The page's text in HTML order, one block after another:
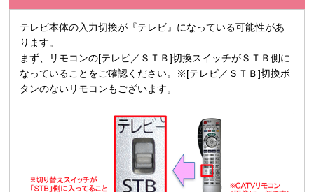
テレビ本体の入力切換が『テレビ』になっている可能性があ
ります。
まず、リモコンの[テレビ／ＳＴＢ]切換スイッチがＳＴＢ側に
なっていることをご確認ください。※[テレビ／ＳＴＢ]切換ボ
タンのないリモコンもございます。